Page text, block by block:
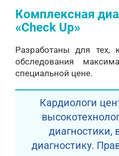
Комплексная
«Check Up»
Разработаны для тех,
обследования
специальной цене.
Кардиологи
диагностики,
диагностику.